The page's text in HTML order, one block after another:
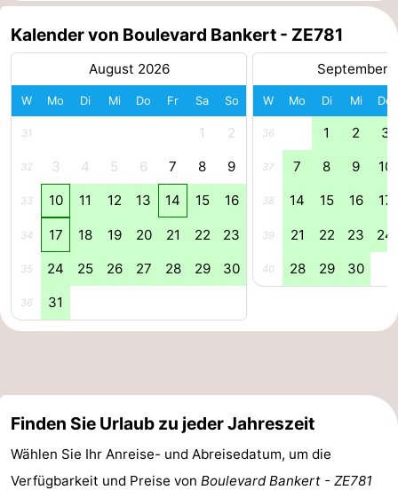
Adressen
Region
Schouwen-
Renesse
Brouwershaven
Bruinisse
Zierikzee
Haamstede
Natur
Walcheren
Kalender von Boulevard Bankert - ZE781
August 2026
W Mo Di Mi Do Fr Sa So
31 1 2
32 3 4 5 6 7 8 9
33 10 11 12 13 14 15 16
34 17 18 19 20 21 22 23
35 24 25 26 27 28 29 30
36 31
September
W Mo Di Mi Do
36 1 2 3
37 7 8 9 10
38 14 15 16 17
39 21 22 23 24
40 28 29 30
Finden Sie Urlaub zu jeder Jahreszeit
Wählen Sie Ihr Anreise- und Abreisedatum, um die
Verfügbarkeit und Preise von Boulevard Bankert - ZE781